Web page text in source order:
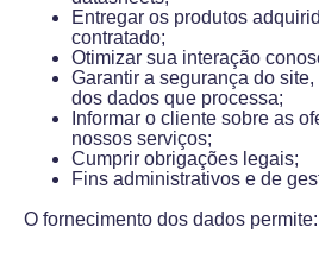
Entregar os produtos
contratado;
Otimizar sua interação
Garantir a segurança do
dos dados que processa;
Informar o cliente sobre as
nossos serviços;
Cumprir obrigações legais;
Fins administrativos e de
O fornecimento dos dados permite: